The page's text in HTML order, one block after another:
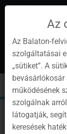
Az
Az Balaton-
szolgáltatásai
„sütiket”. A
működésének
szolgálnak
látogatják,
keresések